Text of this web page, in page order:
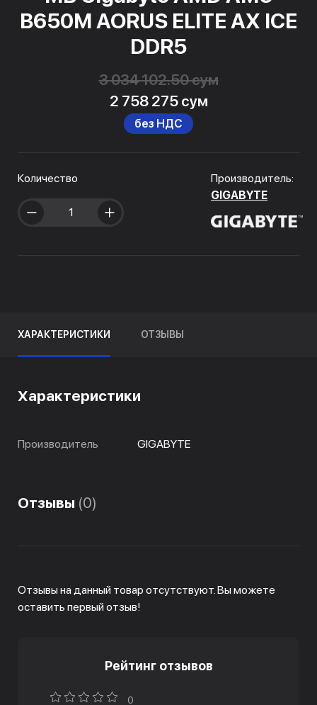
B650M AORUS ELITE AX ICE
DDR5
3 034 102.50 сум
2 758 275 сум
без НДС
Количество
Производитель:
GIGABYTE
ХАРАКТЕРИСТИКИ ОТЗЫВЫ
Характеристики
Производитель GIGABYTE
Отзывы (0)
Отзывы на данный товар отсутствуют. Вы можете
оставить первый отзыв!
Рейтинг отзывов
0